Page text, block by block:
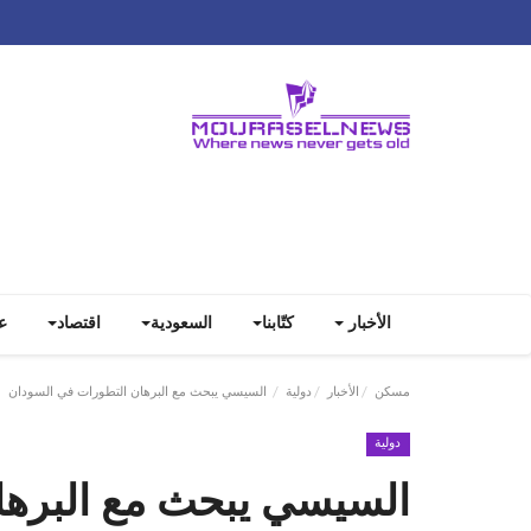
الأخبار كتّابنا السعودية اقتصاد
مسكن الأخبار دولية السيسي يبحث مع البرهان التطورات في السودان
دولية
السيسي يبحث مع